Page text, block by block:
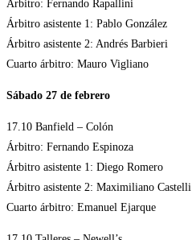
Árbitro: Fernando Rapallini
Árbitro asistente 1: Pablo González
Árbitro asistente 2: Andrés Barbieri
Cuarto árbitro: Mauro Vigliano
Sábado 27 de febrero
17.10 Banfield – Colón
Árbitro: Fernando Espinoza
Árbitro asistente 1: Diego Romero
Árbitro asistente 2: Maximiliano Castelli
Cuarto árbitro: Emanuel Ejarque